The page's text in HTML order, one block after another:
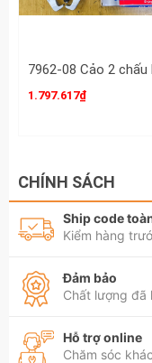
tin chi tiết sản
130x100mm
1.797.617₫
CHÍNH SÁCH
Ship code
Kiểm hàng
Đảm bảo
Chất lượng đã
Hỗ trợ online
Chăm sóc